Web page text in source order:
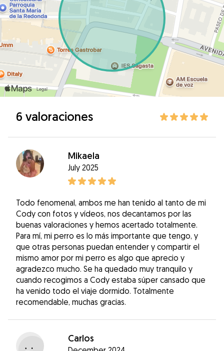
6 valoraciones
Mikaela
July 2025
Todo fenomenal, ambos me han tenido al tanto de mi
Cody con fotos y vídeos, nos decantamos por las
buenas valoraciones y hemos acertado totalmente.
Para mí, mi perro es lo más importante que tengo, y
que otras personas puedan entender y compartir el
mismo amor por mi perro es algo que aprecio y
agradezco mucho. Se ha quedado muy tranquilo y
cuando recogimos a Cody estaba súper cansado que
ha venido todo el viaje dormido. Totalmente
recomendable, muchas gracias.
Carlos